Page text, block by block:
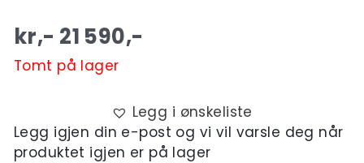
kr,- 21 590,-
Tomt på lager
Legg i ønskeliste
Legg igjen din e-post og vi vil varsle deg når
produktet igjen er på lager